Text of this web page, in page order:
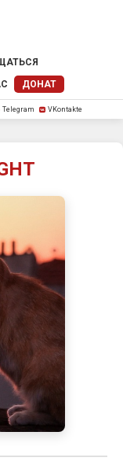
ДОНАТ
Telegram VKontakte